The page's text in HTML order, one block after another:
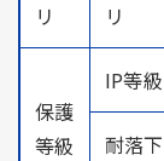
リ
リ
保護
等級
IP等級
耐落